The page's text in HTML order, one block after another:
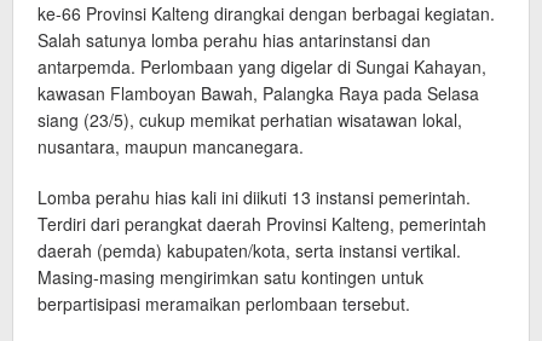
ke-66 Provinsi Kalteng dirangkai dengan berbagai kegiatan.
Salah satunya lomba perahu hias antarinstansi dan
antarpemda. Perlombaan yang digelar di Sungai Kahayan,
kawasan Flamboyan Bawah, Palangka Raya pada Selasa
siang (23/5), cukup memikat perhatian wisatawan lokal,
nusantara, maupun mancanegara.
Lomba perahu hias kali ini diikuti 13 instansi pemerintah.
Terdiri dari perangkat daerah Provinsi Kalteng, pemerintah
daerah (pemda) kabupaten/kota, serta instansi vertikal.
Masing-masing mengirimkan satu kontingen untuk
berpartisipasi meramaikan perlombaan tersebut.